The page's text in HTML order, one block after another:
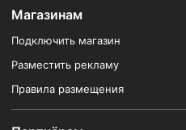
Магазинам
Подключить магазин
Разместить рекламу
Правила размещения